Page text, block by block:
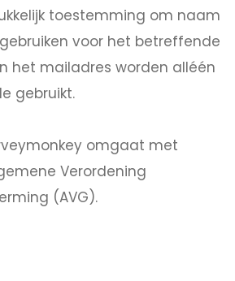
toestemming om naam
voor het betreffende
het mailadres worden alléén
gebruikt.
omgaat met
Verordening
(AVG).